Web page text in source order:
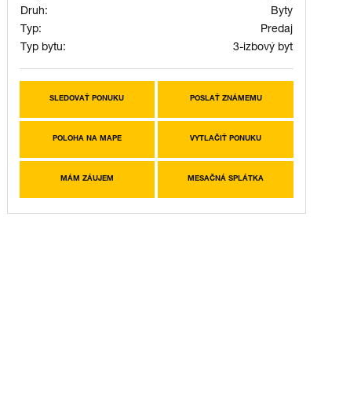
Druh:
Byty
Typ:
Predaj
Typ bytu:
3-izbový byt
SLEDOVAŤ PONUKU POSLAŤ ZNÁMEMU
POLOHA NA MAPE VYTLAČIŤ PONUKU
MÁM ZÁUJEM MESAČNÁ SPLÁTKA